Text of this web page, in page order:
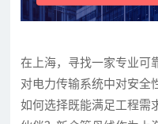
在上海，寻找一家专业可
对电力传输系统中对安全
如何选择既能满足工程需